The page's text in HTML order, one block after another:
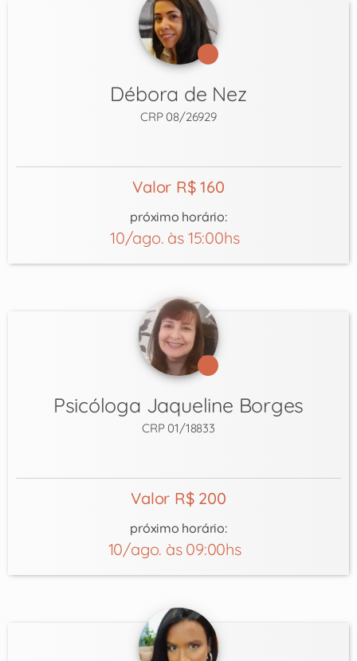
Débora de Nez
CRP 08/26929
Valor R$ 160
próximo horário:
10/ago. às 15:00hs
Psicóloga Jaqueline Borges
CRP 01/18833
Valor R$ 200
próximo horário:
10/ago. às 09:00hs